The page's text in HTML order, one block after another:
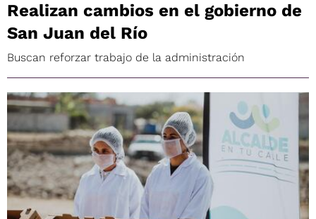
Realizan cambios en el gobierno de
San Juan del Río
Buscan reforzar trabajo de la administración